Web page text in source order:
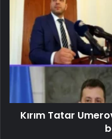
Kırım Tatar